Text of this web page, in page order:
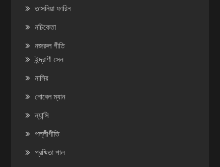
তাসনিয়া ফারিন
নচিকেতা
নজরুল গীতি
ইন্দ্রাণী সেন
নাসির
নোবেল ম্যান
ন্যান্সি
পল্লীগীতি
প্রষ্মিতা পাল